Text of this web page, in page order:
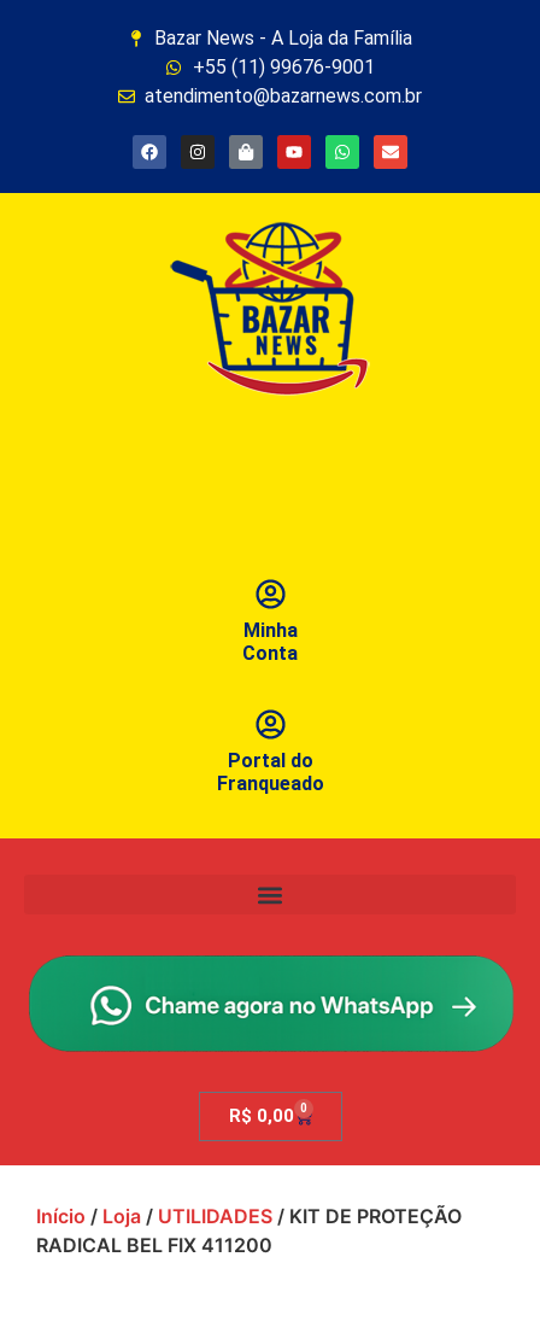
Bazar News - A Loja da Família
+55 (11) 99676-9001
atendimento@bazarnews.com.br
Minha
Conta
Portal do
Franqueado
R$ 0,00 0
Início / Loja / UTILIDADES / KIT DE PROTEÇÃO
RADICAL BEL FIX 411200